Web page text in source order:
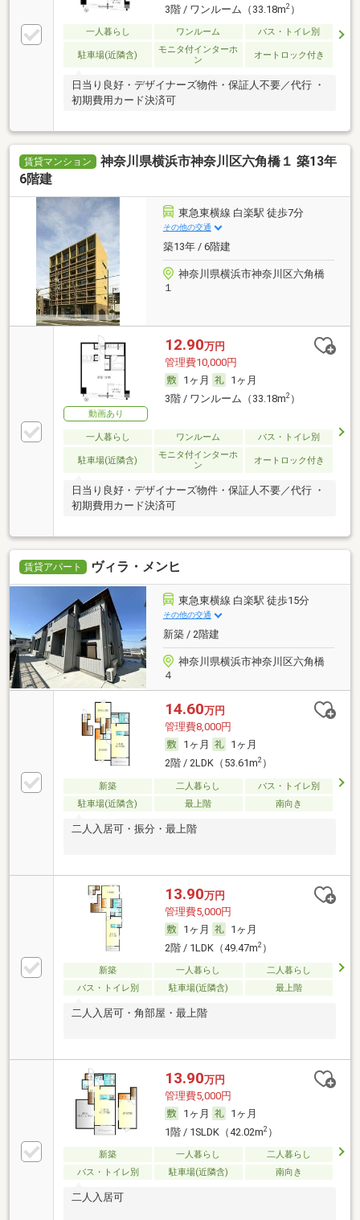
3階 / ワンルーム（33.18m2）
一人暮らし ワンルーム バス・トイレ別
駐車場(近隣含)
モニタ付インターホ
ン
オートロック付き
日当り良好・デザイナーズ物件・保証人不要／代行 ・
初期費用カード決済可
賃貸マンション
神奈川県横浜市神奈川区六角橋１ 築13年
6階建
東急東横線 白楽駅 徒歩7分
その他の交通
築13年 / 6階建
神奈川県横浜市神奈川区六角橋
１
動画あり
12.90万円
管理費10,000円
1ヶ月
1ヶ月
3階 / ワンルーム（33.18m2）
一人暮らし ワンルーム バス・トイレ別
駐車場(近隣含)
モニタ付インターホ
ン
オートロック付き
日当り良好・デザイナーズ物件・保証人不要／代行 ・
初期費用カード決済可
賃貸アパート ヴィラ・メンヒ
東急東横線 白楽駅 徒歩15分
その他の交通
新築 / 2階建
神奈川県横浜市神奈川区六角橋
４
14.60万円
管理費8,000円
1ヶ月
1ヶ月
2階 / 2LDK（53.61m2）
新築 二人暮らし
バス・トイレ別
駐車場(近隣含)
最上階 南向き
二人入居可・振分・最上階
13.90万円
管理費5,000円
1ヶ月
1ヶ月
2階 / 1LDK（49.47m2）
新築 一人暮らし
二人暮らし
バス・トイレ別
駐車場(近隣含) 最上階
二人入居可・角部屋・最上階
13.90万円
管理費5,000円
1ヶ月
1ヶ月
1階 / 1SLDK（42.02m2）
新築 一人暮らし
二人暮らし
バス・トイレ別
駐車場(近隣含) 南向き
二人入居可